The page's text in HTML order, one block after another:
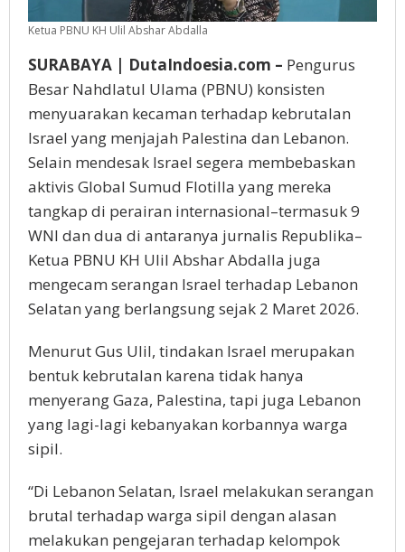
Ketua PBNU KH Ulil Abshar Abdalla
SURABAYA | DutaIndoesia.com – Pengurus
Besar Nahdlatul Ulama (PBNU) konsisten
menyuarakan kecaman terhadap kebrutalan
Israel yang menjajah Palestina dan Lebanon.
Selain mendesak Israel segera membebaskan
aktivis Global Sumud Flotilla yang mereka
tangkap di perairan internasional–termasuk 9
WNI dan dua di antaranya jurnalis Republika–
Ketua PBNU KH Ulil Abshar Abdalla juga
mengecam serangan Israel terhadap Lebanon
Selatan yang berlangsung sejak 2 Maret 2026.
Menurut Gus Ulil, tindakan Israel merupakan
bentuk kebrutalan karena tidak hanya
menyerang Gaza, Palestina, tapi juga Lebanon
yang lagi-lagi kebanyakan korbannya warga
sipil.
“Di Lebanon Selatan, Israel melakukan serangan
brutal terhadap warga sipil dengan alasan
melakukan pengejaran terhadap kelompok